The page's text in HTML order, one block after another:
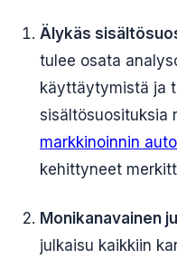
Älykäs
tulee osata
käyttäytymistä ja
sisältösuosituksia
markkinoinnin
kehittyneet
Monikanavainen
julkaisu kaikkiin